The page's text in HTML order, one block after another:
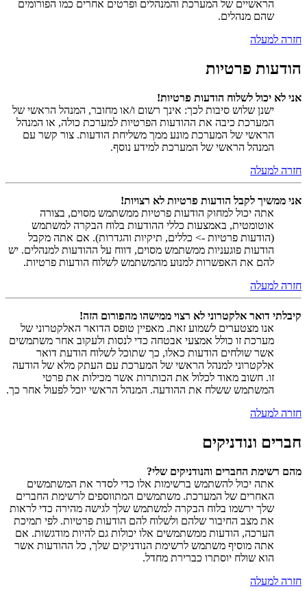
הראשיים של המערכת והמנהלים ופרטים אחרים כמו הפורומים
שהם מנהלים.
חזרה למעלה
הודעות פרטיות
אני לא יכול לשלוח הודעות פרטיות!
ישנן שלוש סיבות לכך: אינך רשום ו/או מחובר, המנהל הראשי של
המערכת כיבה את ההודעות הפרטיות למערכת כולה, או המנהל
הראשי של המערכת מונע ממך משליחת הודעות. צור קשר עם
המנהל הראשי של המערכת למידע נוסף.
חזרה למעלה
אני ממשיך לקבל הודעות פרטיות לא רצויות!
אתה יכול למחוק הודעות פרטיות ממשתמש מסוים, בצורה
אוטומטית, באמצעות כללי ההודעות בלוח הבקרה למשתמש
(הודעות פרטיות -> כללים, תיקיות והגדרות). אם אתה מקבל
הודעות פוגעניות ממשתמש מסוים, דווח על ההודעות למנהלים. יש
להם את האפשרות למנוע מהמשתמש לשלוח הודעות פרטיות.
חזרה למעלה
קיבלתי דואר אלקטרוני לא רצוי ממישהו מהפורום הזה!
אנו מצטערים לשמוע זאת. מאפיין טופס הדואר האלקטרוני של
מערכת זו כולל אמצעי אבטחה כדי לנסות ולעקוב אחר משתמשים
אשר שולחים הודעות כאלו, כך שתוכל לשלוח הודעת דואר
אלקטרוני למנהל הראשי של המערכת עם העתק מלא של הודעה
זו. חשוב מאוד לכלול את הכותרות אשר מכילות את פרטי
המשתמש ששלח את ההודעה. המנהל הראשי יוכל לפעול אחר כך.
חזרה למעלה
חברים ונודניקים
מהם רשימת החברים והנודניקים שלי?
אתה יכול להשתמש ברשימות אלו כדי לסדר את המשתמשים
האחרים של המערכת. משתמשים המתווספים לרשימת החברים
שלך ירשמו בלוח הבקרה למשתמש שלך לגישה מהירה כדי לראות
את מצב החיבור שלהם ולשלוח להם הודעות פרטיות. לפי תמיכת
הערכה, הודעות ממשתמשים אלו יכולות גם להיות מודגשות. אם
אתה מוסיף משתמש לרשימת הנודניקים שלך, כל ההודעות אשר
הוא שולח יוסתרו כברירת מחדל.
חזרה למעלה